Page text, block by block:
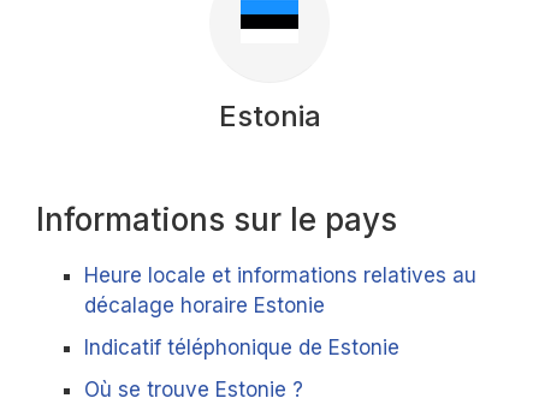
Estonia
Informations sur le pays
Heure locale et informations relatives au
décalage horaire Estonie
Indicatif téléphonique de Estonie
Où se trouve Estonie ?